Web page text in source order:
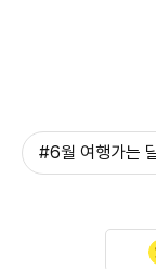
#6월 여행가는